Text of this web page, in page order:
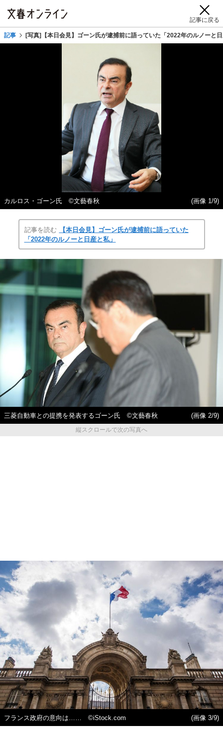
記事に戻る
記事 [写真]【本日会見】ゴーン氏が逮捕前に語っていた「2022年のルノーと
カルロス・ゴーン氏 ©文藝春秋 (画像 1/9)
記事を読む
【本日会見】ゴーン氏が逮捕前に語っていた
「2022年のルノーと日産と私」
三菱自動車との提携を発表するゴーン氏 ©文藝春秋
(画像 2/9)
縦スクロールで次の写真へ
フランス政府の意向は…… ©iStock.com (画像 3/9)